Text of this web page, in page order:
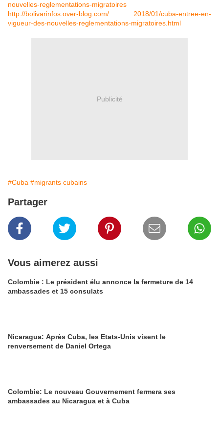
nouvelles-reglementations-migratoires
http://bolivarinfos.over-blog.com/ 2018/01/cuba-entree-en-
vigueur-des-nouvelles-reglementations-migratoires.html
Publicité
#Cuba #migrants cubains
Partager
Vous aimerez aussi
Colombie : Le président élu annonce la fermeture de 14
ambassades et 15 consulats
Nicaragua: Après Cuba, les Etats-Unis visent le
renversement de Daniel Ortega
Colombie: Le nouveau Gouvernement fermera ses
ambassades au Nicaragua et à Cuba